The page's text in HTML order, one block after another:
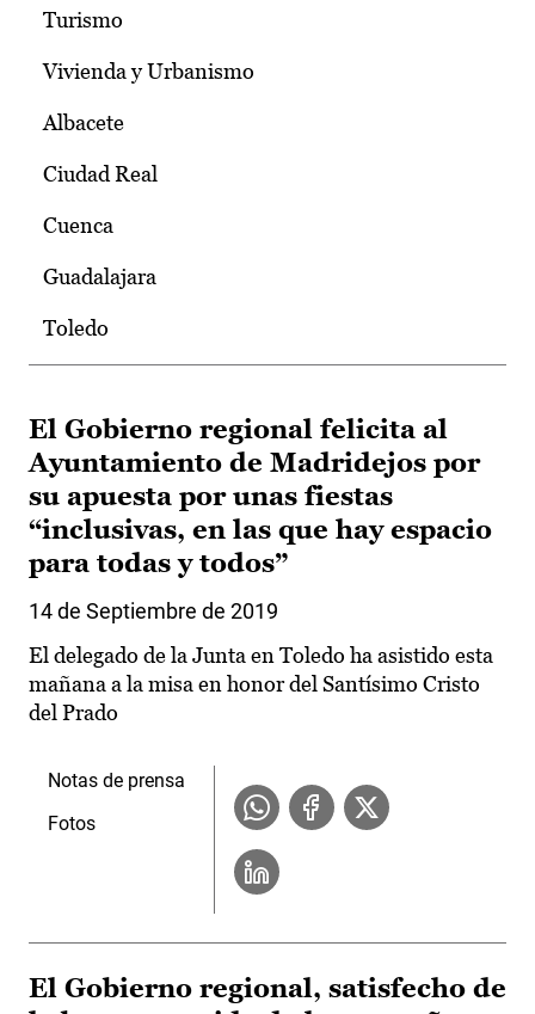
Turismo
Vivienda y Urbanismo
Albacete
Ciudad Real
Cuenca
Guadalajara
Toledo
El Gobierno regional felicita al
Ayuntamiento de Madridejos por
su apuesta por unas fiestas
“inclusivas, en las que hay espacio
para todas y todos”
14 de Septiembre de 2019
El delegado de la Junta en Toledo ha asistido esta
mañana a la misa en honor del Santísimo Cristo
del Prado
Notas de prensa
Fotos
El Gobierno regional, satisfecho de